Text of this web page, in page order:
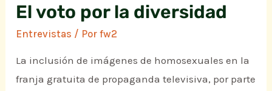
El voto por la diversidad
Entrevistas / Porfw2
La inclusión de imágenes de homosexuales en la
franja gratuita de propaganda televisiva, por parte